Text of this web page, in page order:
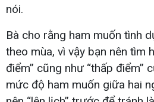
nói.
Bà cho rằng ham muốn tình
theo mùa, vì vậy bạn nên tìm
điểm” cũng như “thấp điểm”
mức độ ham muốn giữa hai